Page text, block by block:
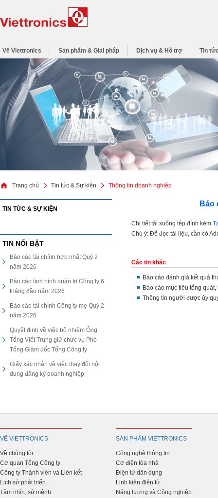
Về Viettronics Sản phẩm & Giải pháp Dịch vụ & Hỗ trợ Tin
Trang chủ Tin tức & Sự kiện Thông tin doanh nghiệp
TIN TỨC & SỰ KIỆN
TIN NỔI BẬT
Báo cáo tài chính hợp nhất Quý 2
năm 2026
Báo cáo tình hình quản trị Công ty 6
tháng đầu năm 2026
Báo cáo tài chính Công ty mẹ Quý 2
năm 2026
Quyết định về việc bổ nhiệm Ông
Tống Viết Trung giữ chức vụ Phó
Tổng Giám đốc Tổng Công ty
Giấy xác nhận về việc thay đổi nội
dung đăng ký doanh nghiệp
Báo
Chi tiết tải xuống tệp đính kèm
Chú ý: Để đọc tài liệu, cần có
Các tin khác
Báo cáo đánh giá kết quả
Báo cáo mục tiêu tổng
Thông tin người được ủy
VỀ VIETTRONICS
Về chúng tôi
Cơ quan Tổng Công ty
Công ty Thành viên và Liên kết
Lịch sử phát triển
Tầm nhìn, sứ mệnh
SẢN PHẨM VIETTRONICS
Công nghệ thông tin
Cơ điện tòa nhà
Điện tử dân dụng
Linh kiện điện tử
Năng lượng và Công nghiệp